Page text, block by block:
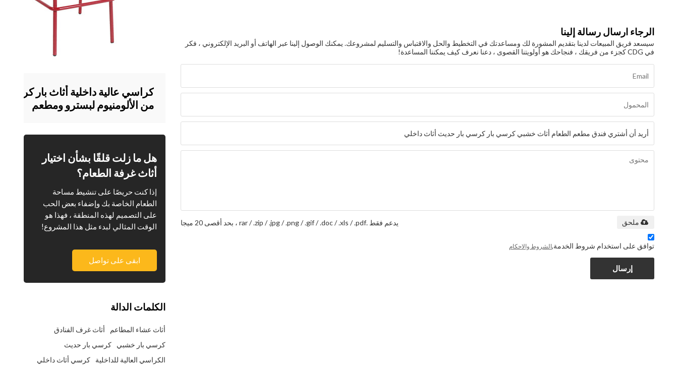
كراسي عالية داخلية أثاث بار كرسي
من الألومنيوم لبسترو ومطعم
هل ما زلت قلقًا بشأن اختيار
أثاث غرفة الطعام؟
إذا كنت حريصًا على تنشيط مساحة
الطعام الخاصة بك وإضفاء بعض الحب
على التصميم لهذه المنطقة ، فهذا هو
الوقت المثالي لبدء مثل هذا المشروع!
ابقى على تواصل
الكلمات الدالة
أثاث عشاء المطاعم
أثاث غرف الفنادق
كرسي بار خشبي
كرسي بار حديث
الكراسي العالية للداخلية
كرسي أثاث داخلي
الرجاء ارسال رسالة إلينا
سيسعد فريق المبيعات لدينا بتقديم المشورة لك ومساعدتك في التخطيط والحل والاقتباس والتسليم لمشروعك. يمكنك الوصول إلينا عبر الهاتف أو البريد الإلكتروني ، فكر
في CDG كجزء من فريقك ، فنجاحك هو أولويتنا القصوى ، دعنا نعرف كيف يمكننا المساعدة!
يدعم فقط .rar / .zip / .jpg / .png / .gif / .doc / .xls / .pdf ، بحد أقصى 20 ميجا ملحق
توافق على استخدام شروط الخدمة,الشروط والاحكام
إرسال